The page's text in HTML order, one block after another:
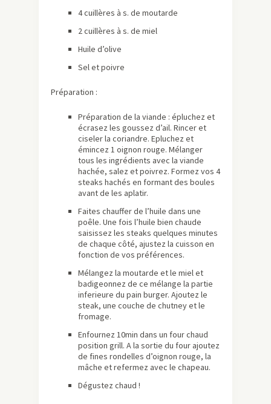
4 cuillères à s. de moutarde
2 cuillères à s. de miel
Huile d’olive
Sel et poivre
Préparation :
Préparation de la viande : épluchez et
écrasez les goussez d’ail. Rincer et
ciseler la coriandre. Epluchez et
émincez 1 oignon rouge. Mélanger
tous les ingrédients avec la viande
hachée, salez et poivrez. Formez vos 4
steaks hachés en formant des boules
avant de les aplatir.
Faites chauffer de l’huile dans une
poêle. Une fois l’huile bien chaude
saisissez les steaks quelques minutes
de chaque côté, ajustez la cuisson en
fonction de vos préférences.
Mélangez la moutarde et le miel et
badigeonnez de ce mélange la partie
inferieure du pain burger. Ajoutez le
steak, une couche de chutney et le
fromage.
Enfournez 10min dans un four chaud
position grill. A la sortie du four ajoutez
de fines rondelles d’oignon rouge, la
mâche et refermez avec le chapeau.
Dégustez chaud !